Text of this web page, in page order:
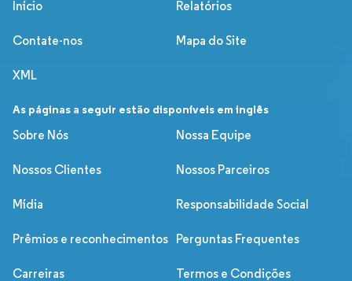
Início Relatórios
Contate-nos Mapa do Site
XML
As páginas a seguir estão disponíveis em inglês
Sobre Nós
Nossa Equipe
Nossos Clientes Nossos Parceiros
Mídia Responsabilidade Social
Prêmios e reconhecimentos Perguntas Frequentes
Carreiras Termos e Condições